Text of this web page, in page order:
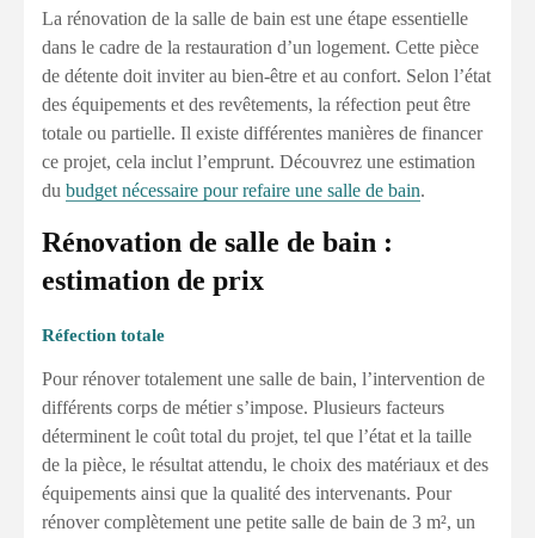
La rénovation de la salle de bain est une étape essentielle
dans le cadre de la restauration d’un logement. Cette pièce
de détente doit inviter au bien-être et au confort. Selon l’état
des équipements et des revêtements, la réfection peut être
totale ou partielle. Il existe différentes manières de financer
ce projet, cela inclut l’emprunt. Découvrez une estimation
du budget nécessaire pour refaire une salle de bain.
Rénovation de salle de bain :
estimation de prix
Réfection totale
Pour rénover totalement une salle de bain, l’intervention de
différents corps de métier s’impose. Plusieurs facteurs
déterminent le coût total du projet, tel que l’état et la taille
de la pièce, le résultat attendu, le choix des matériaux et des
équipements ainsi que la qualité des intervenants. Pour
rénover complètement une petite salle de bain de 3 m², un